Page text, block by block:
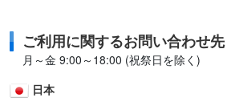
ご利用に関するお問い合わせ先
月～金 9:00～18:00 (祝祭日を除く)
日本